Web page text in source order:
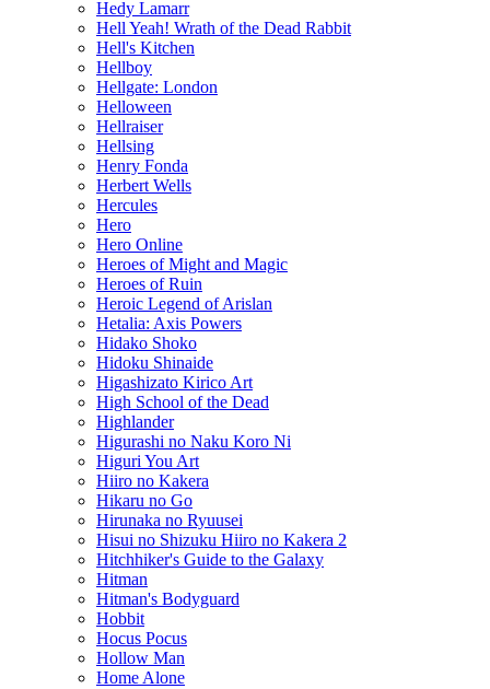
Hedy Lamarr
Hell Yeah! Wrath of the Dead Rabbit
Hell's Kitchen
Hellboy
Hellgate: London
Helloween
Hellraiser
Hellsing
Henry Fonda
Herbert Wells
Hercules
Hero
Hero Online
Heroes of Might and Magic
Heroes of Ruin
Heroic Legend of Arislan
Hetalia: Axis Powers
Hidako Shoko
Hidoku Shinaide
Higashizato Kirico Art
High School of the Dead
Highlander
Higurashi no Naku Koro Ni
Higuri You Art
Hiiro no Kakera
Hikaru no Go
Hirunaka no Ryuusei
Hisui no Shizuku Hiiro no Kakera 2
Hitchhiker's Guide to the Galaxy
Hitman
Hitman's Bodyguard
Hobbit
Hocus Pocus
Hollow Man
Home Alone